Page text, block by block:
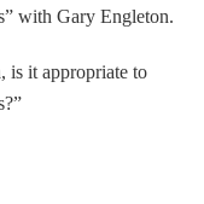
with Gary Engleton.
is it appropriate to